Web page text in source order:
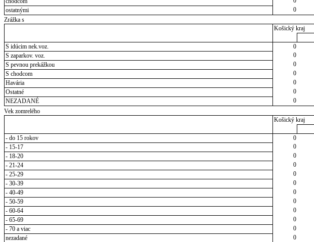
ostatnými
0
Zrážka s
Košický kraj
S idúcim nek.voz.
0
S zaparkov. voz.
0
S pevnou prekážkou
0
S chodcom
0
Havária
0
Ostatné
0
NEZADANÉ
0
Vek zomrelého
Košický kraj
- do 15 rokov
0
- 15-17
0
- 18-20
0
- 21-24
0
- 25-29
0
- 30-39
0
- 40-49
0
- 50-59
0
- 60-64
0
- 65-69
0
- 70 a viac
0
nezadané
0